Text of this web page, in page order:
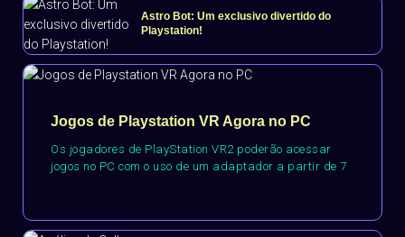
Astro Bot: Um exclusivo divertido do
Playstation!
Jogos de Playstation VR Agora no PC
Os jogadores de PlayStation VR2 poderão acessar
jogos no PC com o uso de um adaptador a partir de 7